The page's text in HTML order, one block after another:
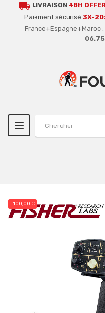
local_shipping LIVRAISON 48H
Paiement sécurisé 3X-
France+Espagne+Maroc :
-100,00 €